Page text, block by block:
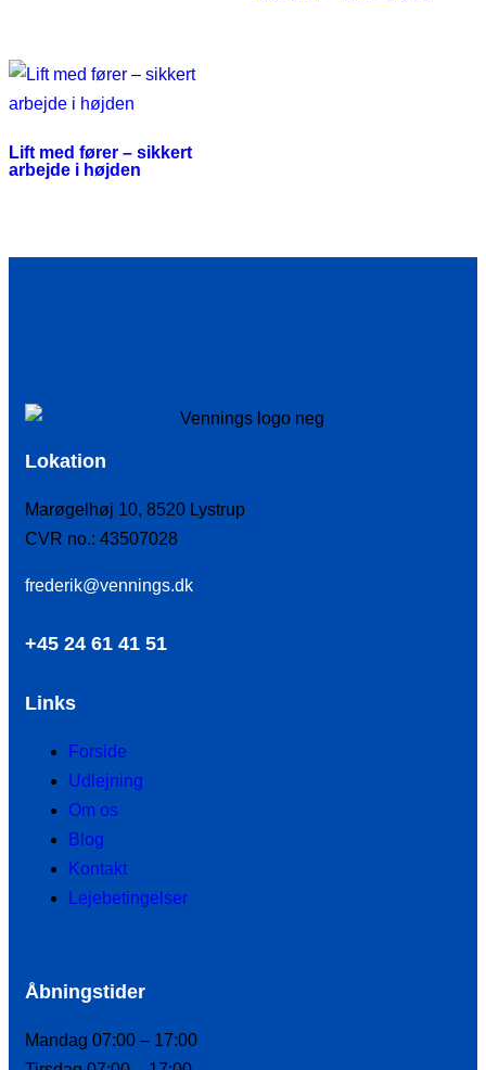
Lift med fører – sikkert
arbejde i højden
Lokation
Marøgelhøj 10, 8520 Lystrup
CVR no.: 43507028
frederik@vennings.dk
+45 24 61 41 51
Links
Forside
Udlejning
Om os
Blog
Kontakt
Lejebetingelser
Åbningstider
Mandag 07:00 – 17:00